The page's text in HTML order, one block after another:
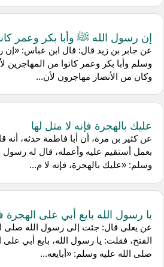
إن رسول الله ﷺ وأبا بكر وعمر
عن جابر بن زيد قال: قال ابن عباس: «إن
وسلم وأبا بكر وعمر كانوا من المهاجرين
وكان من الأنصار مهاجرون لأن...
عليك بالهجرة فإنه لا مثل لها
عن كثير بن مرة، أن أبا فاطمة حدثه، أنه
بعمل أستقيم عليه وأعمله، قال له رسول
وسلم: «عليك بالهجرة، فإنه لا م...
يا رسول الله بايع أبي على الهجرة
عن يعلى قال: جئت إلى رسول الله صلى
الفتح، فقلت: يا رسول الله، بايع أبي
صلى الله عليه وسلم: «أبايعه...